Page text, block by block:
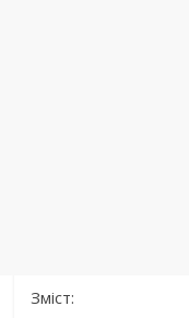
Зміст: